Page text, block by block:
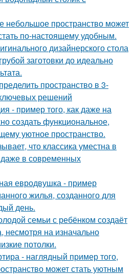
небольшое пространство может
по-настоящему удобным.
дизайнерского стола
заготовки до идеально
пространство в 3-
решений
- пример того, как даже на
создать функциональное,
уютное пространство.
что классика уместна в
в современных
евродвушка - пример
жилья, созданного для
день.
семьи с ребёнком создаёт
на изначально
потолки.
- наглядный пример того,
может стать уютным